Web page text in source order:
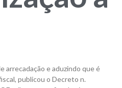
arrecadação e aduzindo que é
publicou o Decreto n.